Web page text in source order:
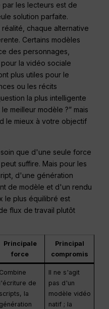
par les lecteurs est de
solution parfaite.
réalité, chaque alternative
Certains modèles
des personnages,
la vidéo sociale
plus utiles pour le
ou les récits
la plus intelligente
meilleur modèle ?” mais
le mieux à votre objectif
que d'une seule force
suffire. Mais pour les
d'une génération
de modèle et d'un rendu
le plus équilibré est
flux de travail plutôt
Principale
force
Principal
compromis
Combine
l'écriture de
scripts, la
génération
Il ne s'agit
pas d'un
modèle vidéo
natif ; la